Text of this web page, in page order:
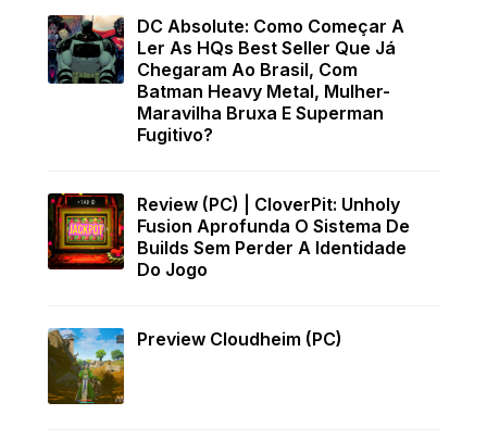
DC Absolute: Como Começar A
Ler As HQs Best Seller Que Já
Chegaram Ao Brasil, Com
Batman Heavy Metal, Mulher-
Maravilha Bruxa E Superman
Fugitivo?
Review (PC) | CloverPit: Unholy
Fusion Aprofunda O Sistema De
Builds Sem Perder A Identidade
Do Jogo
Preview Cloudheim (PC)